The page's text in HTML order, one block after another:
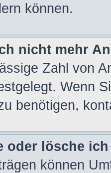
können.
nicht mehr
Zahl von
Wenn
benötigen,
oder lösche
können